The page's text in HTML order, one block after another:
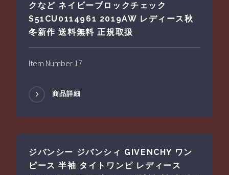
クなど ネイビーブロックチェック
S51CU0114961 2019AW レディース秋
冬新作 送料無料 正規取扱
Item Number 17
商品詳細
ジバンシー ジバンシィ GIVENCHY ワン
ピース 半袖 タイトワンピ レディース